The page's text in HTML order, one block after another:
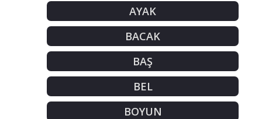
AYAK
BACAK
BAŞ
BEL
BOYUN